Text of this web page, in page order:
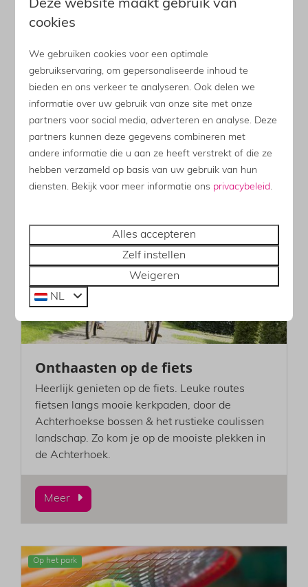
Onthaasten actief
De Achterhoek is een prachtig wandelgebied.
Ontdek het afwisselende landschap en de
diverse dorpen.
Prijs euro 25 per persoon. Minimale bezetting
4 personen. Duur 2,5 uur.
Meer
Onthaasten op de fiets
Heerlijk genieten op de fiets. Leuke routes
fietsen langs mooie kerkpaden, door de
Achterhoekse bossen & het rustieke coulissen
landschap. Zo kom je op de mooiste plekken in
de Achterhoek.
Meer
Op het park
Deze website maakt gebruik van
cookies
We gebruiken cookies voor een optimale
gebruikservaring, om gepersonaliseerde inhoud te
bieden en ons verkeer te analyseren. Ook delen we
informatie over uw gebruik van onze site met onze
partners voor social media, adverteren en analyse. Deze
partners kunnen deze gegevens combineren met
andere informatie die u aan ze heeft verstrekt of die ze
hebben verzameld op basis van uw gebruik van hun
diensten. Bekijk voor meer informatie ons privacybeleid.
Alles accepteren
Zelf instellen
Weigeren
NL